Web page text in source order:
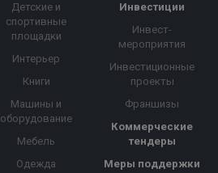
Детские и
спортивные
площадки
Интерьер
Книги
Машины и
оборудование
Мебель
Одежда
Инвестиции
Инвест-
мероприятия
Инвестиционные
проекты
Франшизы
Коммерческие
тендеры
Меры поддержки